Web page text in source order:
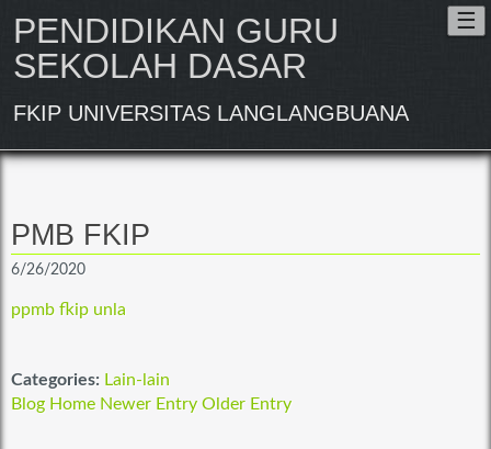
☰
PENDIDIKAN GURU
SEKOLAH DASAR
FKIP UNIVERSITAS LANGLANGBUANA
PMB FKIP
6/26/2020
ppmb fkip unla
Categories: Lain-lain
Blog Home Newer Entry Older Entry